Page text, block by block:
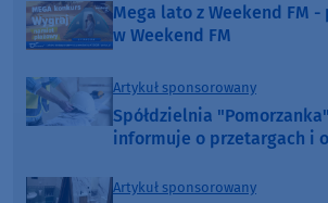
Mega lato z Weekend FM
w Weekend FM
Artykuł sponsorowany
Spółdzielnia
informuje o przetargach i
Artykuł sponsorowany